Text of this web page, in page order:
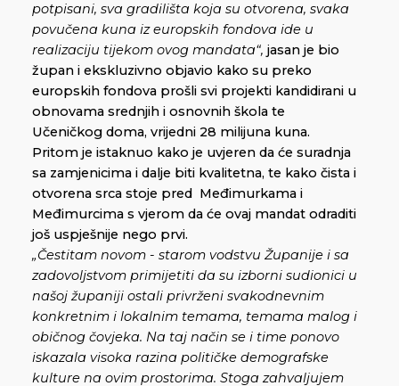
potpisani, sva gradilišta koja su otvorena, svaka
povučena kuna iz europskih fondova ide u
realizaciju tijekom ovog mandata“, jasan je bio
župan i ekskluzivno objavio kako su preko
europskih fondova prošli svi projekti kandidirani u
obnovama srednjih i osnovnih škola te
Učeničkog doma, vrijedni 28 milijuna kuna.
Pritom je istaknuo kako je uvjeren da će suradnja
sa zamjenicima i dalje biti kvalitetna, te kako čista i
otvorena srca stoje pred Međimurkama i
Međimurcima s vjerom da će ovaj mandat odraditi
još uspješnije nego prvi.
„Čestitam novom - starom vodstvu Županije i sa
zadovoljstvom primijetiti da su izborni sudionici u
našoj županiji ostali privrženi svakodnevnim
konkretnim i lokalnim temama, temama malog i
običnog čovjeka. Na taj način se i time ponovo
iskazala visoka razina političke demografske
kulture na ovim prostorima. Stoga zahvaljujem